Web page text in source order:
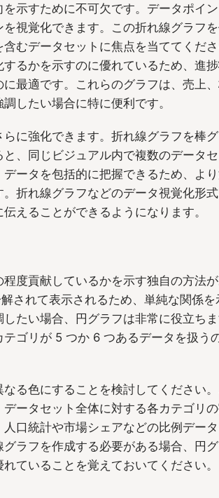
示すために不可欠です。データポイ
視覚化できます。この折れ線グラフ
むデータセットに焦点を当ててくださ
るかを示すのに優れているため、進
最適です。これらのグラフは、売上
したい場合に特に便利です。
に強化できます。折れ線グラフを棒
、同じビジュアル内で複数のデータセ
ータを包括的に把握できるため、よ
折れ線グラフなどのデータ視覚化形
えることができるようになります。
度貢献しているかを示す独自の方法が
されて表示されるため、単純な関係を
たい場合、円グラフは非常に役立ちま
ゴリが 5 つか 6 つあるデータを扱う
る色にすることを検討してください
ータセット全体に対する各カテゴリ
口統計や市場シェアなどの比例デー
ラフを作成する必要がある場合、円
ていることを覚えておいてください。